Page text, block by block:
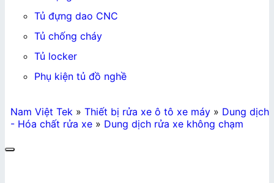
Tủ đựng dao CNC
Tủ chống cháy
Tủ locker
Phụ kiện tủ đồ nghề
Nam Việt Tek» Thiết bị rửa xe ô tô xe máy» Dung dịch
- Hóa chất rửa xe» Dung dịch rửa xe không chạm